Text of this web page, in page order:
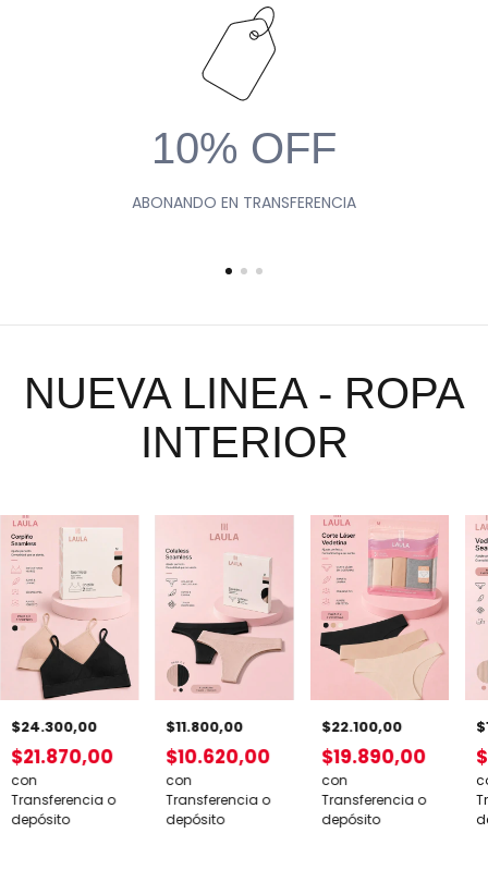
10% OFF
ABONANDO EN TRANSFERENCIA
NUEVA LINEA - ROPA
INTERIOR
$24.300,00
$21.870,00
con
Transferencia o
depósito
$11.800,00
$10.620,00
con
Transferencia o
depósito
$22.100,00
$19.890,00
con
Transferencia o
depósito